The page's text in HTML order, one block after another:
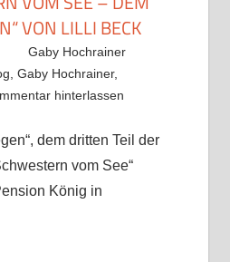
VON LILLI BECK
Gaby Hochrainer
Gaby Hochrainer,
hinterlassen
dem dritten Teil der
vom See“
König in